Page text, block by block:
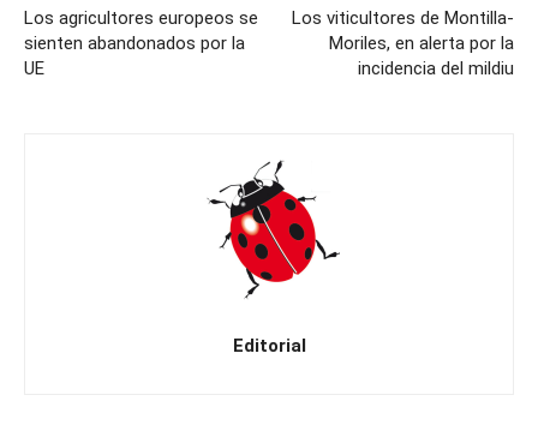
Los agricultores europeos se
sienten abandonados por la
UE
Los viticultores de Montilla-
Moriles, en alerta por la
incidencia del mildiu
Editorial